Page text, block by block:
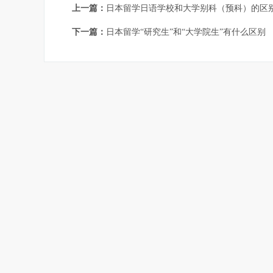
上一篇： 日本留学日语学校和大学别科（预科）的区
下一篇： 日本留学“研究生”和“大学院生”有什么区别